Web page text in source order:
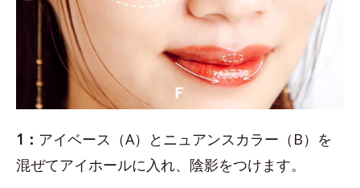
1： アイベース（A）とニュアンスカラー（B）を
混ぜてアイホールに入れ、陰影をつけます。